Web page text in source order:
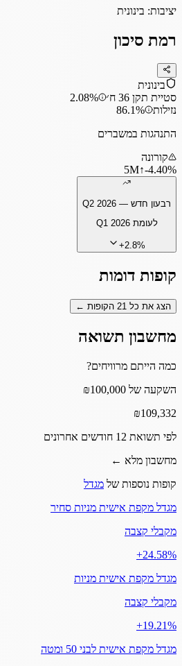
יציבות: בינונית
רמת סיכון
בינונית
סטיית תקן 36 ח׳
2.08%
נזילות
86.1%
התנהגות במשברים
קורונה
‎-4.40%
↑
5M
רבעון חדש — Q2 2026
לעומתQ1 2026
+2.8%
קופות דומות
הצג את כל 21 הקופות ←
מחשבון תשואה
כמה הייתם מרוויחים?
השקעה של ₪100,000
₪109,332
לפי תשואת 12 חודשים אחרונים
מחשבון מלא ←
קופות נוספות של מגדל
מגדל מקפת אישית מניות סחיר
מקבלי קצבה
‎+24.58%
מגדל מקפת אישית מניות
מקבלי קצבה
‎+19.21%
מגדל מקפת אישית לבני 50 ומטה